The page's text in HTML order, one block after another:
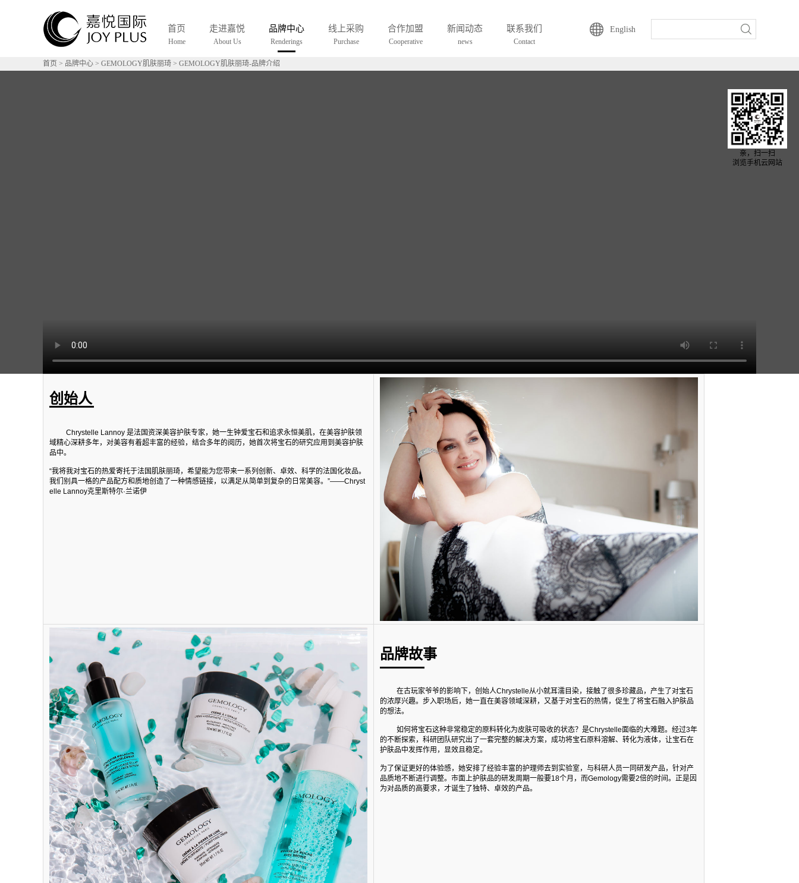
首页
Home
走进嘉悦
About Us
品牌中心
Renderings
线上采购
Purchase
合作加盟
Cooperative
新闻动态
news
联系我们
Contact
English
首页 > 品牌中心 > GEMOLOGY肌肤丽琦 > GEMOLOGY肌肤丽琦-品牌介绍
创始人
Chrystelle Lannoy 是法国资深美容护肤专家，她一生钟爱宝石和追求永恒美肌，在美容护肤领
域精心深耕多年，对美容有着超丰富的经验，结合多年的阅历，她首次将宝石的研究应用到美容护肤
品中。
“我将我对宝石的热爱寄托于法国肌肤丽琦，希望能为您带来一系列创新、卓效、科学的法国化妆品。
我们别具一格的产品配方和质地创造了一种情感链接，以满足从简单到复杂的日常美容。”——Chryst
elle Lannoy克里斯特尔·兰诺伊
品牌故事
在古玩家爷爷的影响下，创始人Chrystelle从小就耳濡目染，接触了很多珍藏品，产生了对宝石
的浓厚兴趣。步入职场后，她一直在美容领域深耕，又基于对宝石的热情，促生了将宝石融入护肤品
的想法。
如何将宝石这种非常稳定的原料转化为皮肤可吸收的状态？是Chrystelle面临的大难题。经过3年
的不断探索，科研团队研究出了一套完整的解决方案，成功将宝石原料溶解、转化为液体，让宝石在
护肤品中发挥作用，显效且稳定。
为了保证更好的体验感，她安排了经验丰富的护理师去到实验室，与科研人员一同研发产品，针对产
品质地不断进行调整。市面上护肤品的研发周期一般要18个月，而Gemology需要2倍的时间。正是因
为对品质的高要求，才诞生了独特、卓效的产品。
亲，扫一扫
浏览手机云网站